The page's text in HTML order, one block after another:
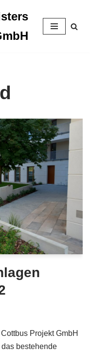
Projekt GmbH
bestehende